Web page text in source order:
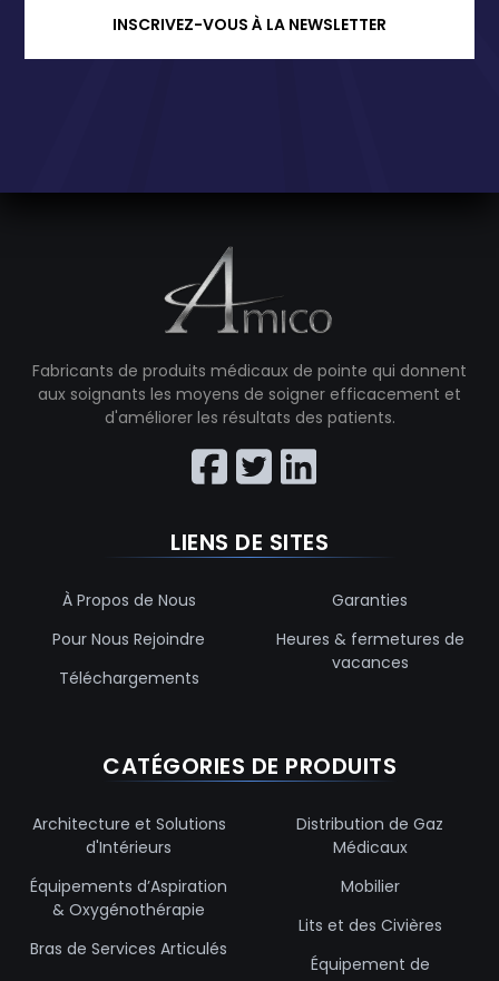
INSCRIVEZ-VOUS À LA NEWSLETTER
Fabricants de produits médicaux de pointe qui donnent
aux soignants les moyens de soigner efficacement et
d'améliorer les résultats des patients.
LIENS DE SITES
À Propos de Nous
Pour Nous Rejoindre
Téléchargements
Garanties
Heures & fermetures de
vacances
CATÉGORIES DE PRODUITS
Architecture et Solutions
d'Intérieurs
Équipements d’Aspiration
& Oxygénothérapie
Bras de Services Articulés
Distribution de Gaz
Médicaux
Mobilier
Lits et des Civières
Équipement de